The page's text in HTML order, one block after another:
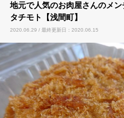
地元で人気のお肉屋さんのメ
タチモト【浅間町】
2020.06.29 / 最終更新日：2020.06.15